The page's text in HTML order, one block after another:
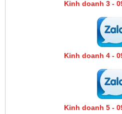
Kinh doanh 3 -
Kinh doanh 4 -
Kinh doanh 5 -